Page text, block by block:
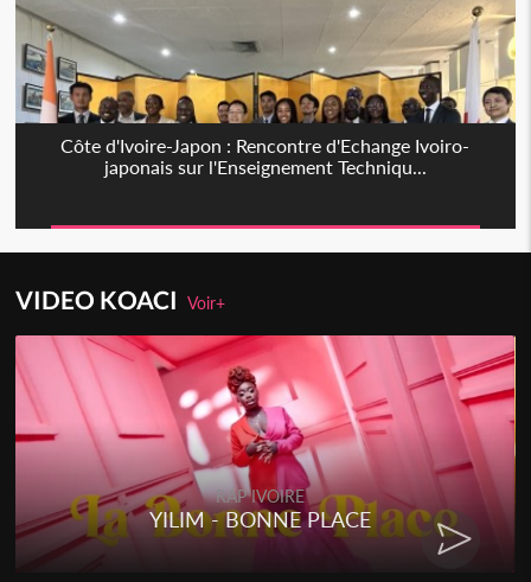
Côte d'Ivoire-Japon : Rencontre d'Echange Ivoiro-
japonais sur l'Enseignement Techniqu...
VIDEO KOACIVoir+
RAP IVOIRE
YILIM - BONNE PLACE